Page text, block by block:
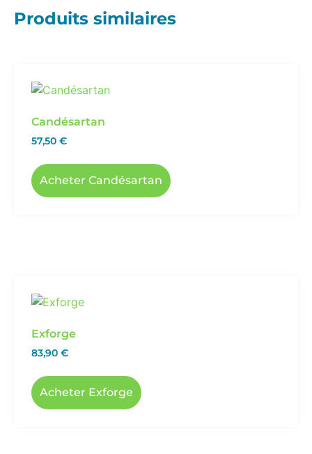
Produits similaires
Candésartan
57,50 €
Acheter Candésartan
Exforge
83,90 €
Acheter Exforge